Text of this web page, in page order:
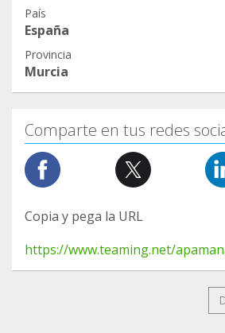
País
España
Provincia
Murcia
Comparte en tus redes
Copia y pega la URL
https://www.teaming.net/